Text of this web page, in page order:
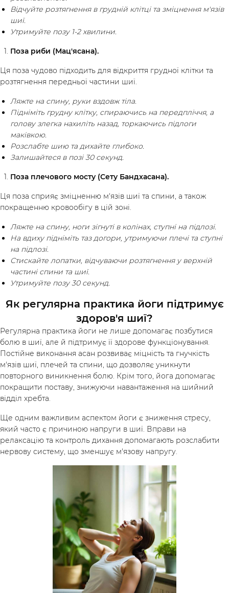
Мій кабінет /
Відчуйте розтягнення в грудній клітці та зміцнення м'язів
шиї.
Утримуйте позу 1-2 хвилини.
Поза риби (Мац'ясана).
Ця поза чудово підходить для відкриття грудної клітки та
розтягнення передньої частини шиї.
Ляжте на спину, руки вздовж тіла.
Підніміть грудну клітку, спираючись на передпліччя, а
голову злегка нахиліть назад, торкаючись підлоги
маківкою.
Розслабте шию та дихайте глибоко.
Залишайтеся в позі 30 секунд.
Поза плечового мосту (Сету Бандхасана).
Ця поза сприяє зміцненню м'язів шиї та спини, а також
покращенню кровообігу в цій зоні.
Ляжте на спину, ноги зігнуті в колінах, ступні на підлозі.
На вдиху підніміть таз догори, утримуючи плечі та ступні
на підлозі.
Стискайте лопатки, відчуваючи розтягнення у верхній
частині спини та шиї.
Утримуйте позу 30 секунд.
Як регулярна практика йоги підтримує
здоров'я шиї?
Регулярна практика йоги не лише допомагає позбутися
болю в шиї, але й підтримує її здорове функціонування.
Постійне виконання асан розвиває міцність та гнучкість
м'язів шиї, плечей та спини, що дозволяє уникнути
повторного виникнення болю. Крім того, йога допомагає
покращити поставу, знижуючи навантаження на шийний
відділ хребта.
Ще одним важливим аспектом йоги є зниження стресу,
який часто є причиною напруги в шиї. Вправи на
релаксацію та контроль дихання допомагають розслабити
нервову систему, що зменшує м'язову напругу.